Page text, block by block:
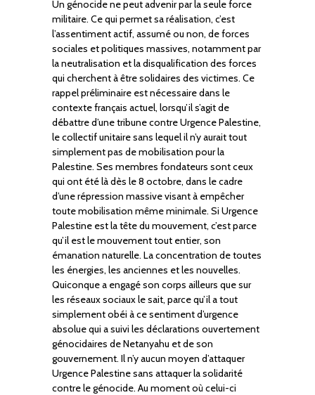
Un génocide ne peut advenir par la seule force
militaire. Ce qui permet sa réalisation, c’est
l’assentiment actif, assumé ou non, de forces
sociales et politiques massives, notamment par
la neutralisation et la disqualification des forces
qui cherchent à être solidaires des victimes. Ce
rappel préliminaire est nécessaire dans le
contexte français actuel, lorsqu’il s’agit de
débattre d’une tribune contre Urgence Palestine,
le collectif unitaire sans lequel il n’y aurait tout
simplement pas de mobilisation pour la
Palestine. Ses membres fondateurs sont ceux
qui ont été là dès le 8 octobre, dans le cadre
d’une répression massive visant à empêcher
toute mobilisation même minimale. Si Urgence
Palestine est la tête du mouvement, c’est parce
qu’il est le mouvement tout entier, son
émanation naturelle. La concentration de toutes
les énergies, les anciennes et les nouvelles.
Quiconque a engagé son corps ailleurs que sur
les réseaux sociaux le sait, parce qu’il a tout
simplement obéi à ce sentiment d’urgence
absolue qui a suivi les déclarations ouvertement
génocidaires de Netanyahu et de son
gouvernement. Il n’y aucun moyen d’attaquer
Urgence Palestine sans attaquer la solidarité
contre le génocide. Au moment où celui-ci